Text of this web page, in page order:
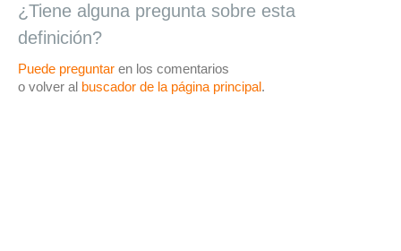
¿Tiene alguna pregunta sobre esta
definición?
Puede preguntar en los comentarios
o volver al buscador de la página principal.